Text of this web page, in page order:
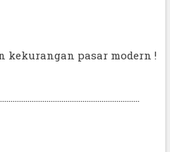
kekurangan pasar modern !